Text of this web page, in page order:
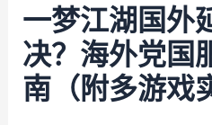
一梦江湖国外
决？海外党国
南（附多游戏